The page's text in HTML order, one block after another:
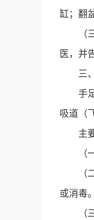
缸；翻
医，并
三
手
吸道（
主
（
或消毒。